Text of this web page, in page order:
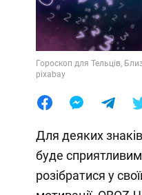
Лайфхаки
Гороскоп для Тельців,
pixabay
Для деяких
буде
розібратися у